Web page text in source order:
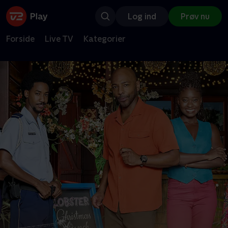
Log ind Prøv nu
Forside Live TV Kategorier